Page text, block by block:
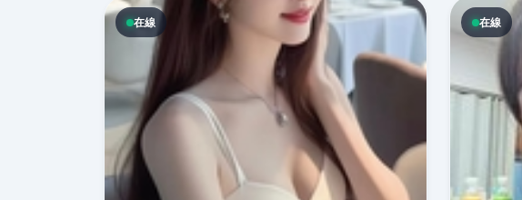
在線 在線